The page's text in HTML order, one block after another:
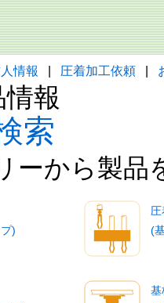
情報 圧着加工依頼
報
索
ーから製品
)
(
基